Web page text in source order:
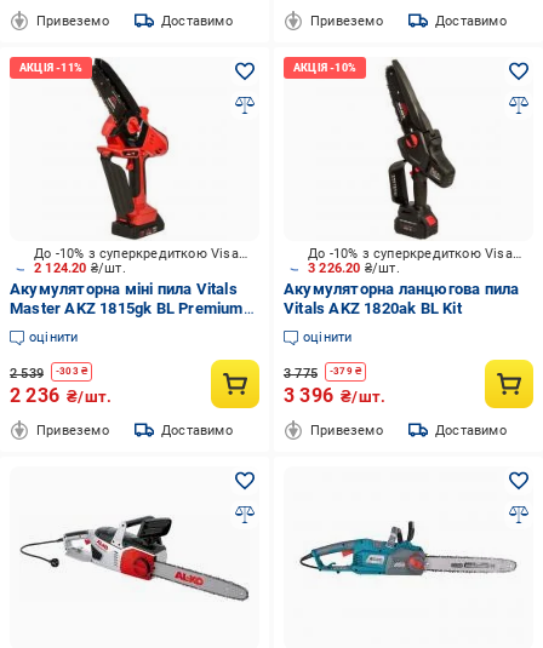
Привеземо Доставимо Привеземо Доставимо
2 124.20 ₴/шт.
До -10% з суперкредиткою Visa Вигода
Акумуляторна міні пила Vitals
Master AKZ 1815gk BL Premium
Kit
оцінити
2 539 -303₴
2 236 ₴/шт.
Привеземо Доставимо
3 226.20 ₴/шт.
До -10% з суперкредиткою Visa Вигода
Акумуляторна ланцюгова пила
Vitals AKZ 1820ak BL Kit
оцінити
3 775 -379₴
3 396 ₴/шт.
Привеземо Доставимо